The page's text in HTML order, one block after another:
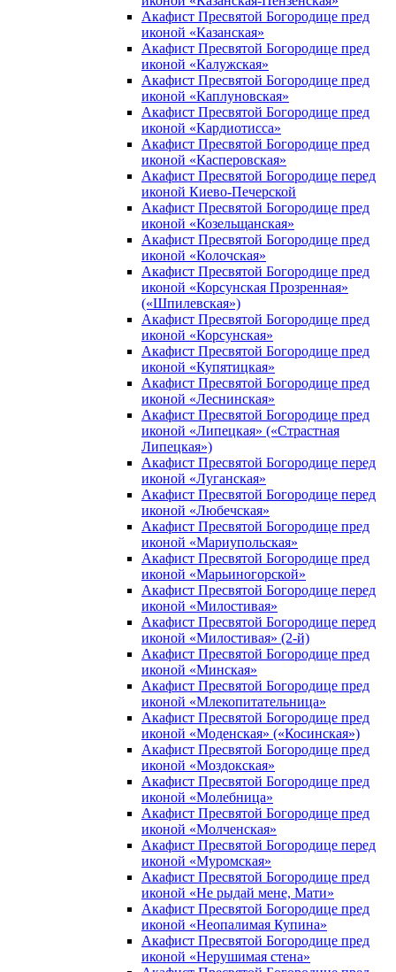
Акафист Пресвятой Богородице пред
иконой «Казанская»
Акафист Пресвятой Богородице пред
иконой «Калужская»
Акафист Пресвятой Богородице пред
иконой «Каплуновская»
Акафист Пресвятой Богородице пред
иконой «Кардиотисса»
Акафист Пресвятой Богородице пред
иконой «Касперовская»
Акафист Пресвятой Богородице перед
иконой Киево-Печерской
Акафист Пресвятой Богородице пред
иконой «Козельщанская»
Акафист Пресвятой Богородице пред
иконой «Колочская»
Акафист Пресвятой Богородице пред
иконой «Корсунская Прозренная»
(«Шпилевская»)
Акафист Пресвятой Богородице пред
иконой «Корсунская»
Акафист Пресвятой Богородице пред
иконой «Купятицкая»
Акафист Пресвятой Богородице пред
иконой «Леснинская»
Акафист Пресвятой Богородице пред
иконой «Липецкая» («Страстная
Липецкая»)
Акафист Пресвятой Богородице перед
иконой «Луганская»
Акафист Пресвятой Богородице перед
иконой «Любечская»
Акафист Пресвятой Богородице пред
иконой «Мариупольская»
Акафист Пресвятой Богородице пред
иконой «Марьиногорской»
Акафист Пресвятой Богородице перед
иконой «Милостивая»
Акафист Пресвятой Богородице перед
иконой «Милостивая» (2-й)
Акафист Пресвятой Богородице пред
иконой «Минская»
Акафист Пресвятой Богородице пред
иконой «Млекопитательница»
Акафист Пресвятой Богородице пред
иконой «Моденская» («Косинская»)
Акафист Пресвятой Богородице пред
иконой «Моздокская»
Акафист Пресвятой Богородице пред
иконой «Молебница»
Акафист Пресвятой Богородице пред
иконой «Молченская»
Акафист Пресвятой Богородице перед
иконой «Муромская»
Акафист Пресвятой Богородице пред
иконой «Не рыдай мене, Мати»
Акафист Пресвятой Богородице пред
иконой «Неопалимая Купина»
Акафист Пресвятой Богородице пред
иконой «Нерушимая стена»